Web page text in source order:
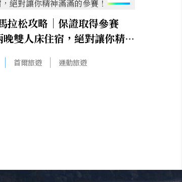
拉松攻略｜保證取得參賽
雙人床住宿，絕對讓你精神
首爾旅遊 運動旅遊